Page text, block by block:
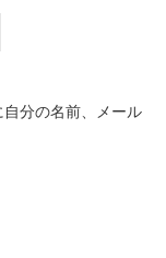
分の名前、メール